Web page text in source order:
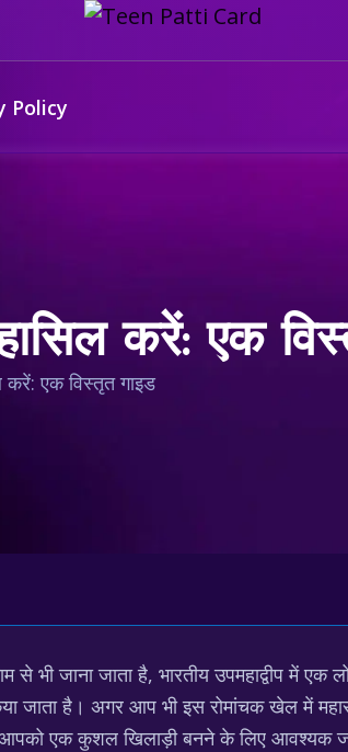
Policy
करें: एक
करें: एक विस्तृत गाइड
भी जाना जाता है, भारतीय उपमहाद्वीप में
जाता है। अगर आप भी इस रोमांचक खेल में
आपको एक कुशल खिलाड़ी बनने के लिए आवश्यक